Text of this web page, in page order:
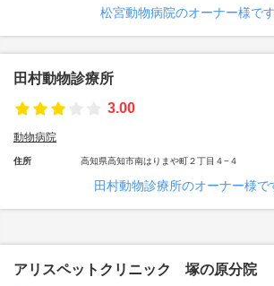
松宮動物病院のオーナー様で
田村動物診療所
3.00
動物病院
住所 高知県高知市南はりまや町２丁目４−４
田村動物診療所のオーナー様で
アリスペットクリニック 塚の原分院